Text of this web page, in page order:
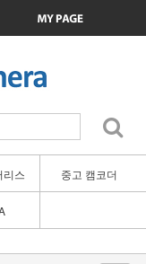
리스 중고 캠코더